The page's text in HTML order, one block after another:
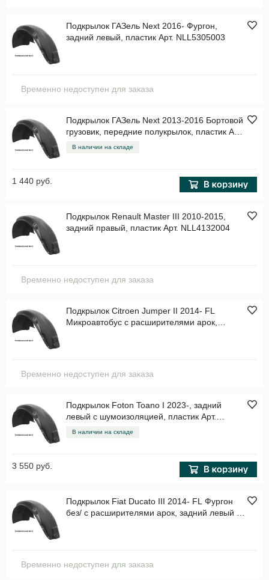
Подкрылок ГАЗель Next 2016- Фургон,
задний левый, пластик Арт. NLL5305003
Временно недоступен для заказа
Подкрылок ГАЗель Next 2013-2016 Бортовой
грузовик, передние полукрылок, пластик Арт.
TOTEM53110001
В наличии на складе
1 440 руб.
Подкрылок Renault Master III 2010-2015,
задний правый, пластик Арт. NLL4132004
Временно недоступен для заказа
Подкрылок Citroen Jumper II 2014- FL
Микроавтобус с расширителями арок,
Временно недоступен для заказа
Подкрылок Foton Toano I 2023-, задний
левый с шумоизоляцией, пластик Арт.
TOTEMSAN066121
В наличии на складе
3 550 руб.
Подкрылок Fiat Ducato III 2014- FL Фургон
без/ с расширителями арок, задний левый с
Временно недоступен для заказа